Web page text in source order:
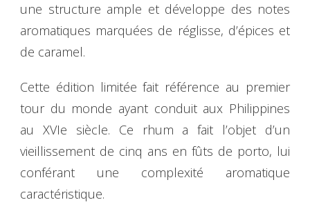
une structure ample et développe des notes
aromatiques marquées de réglisse, d’épices et
de caramel.
Cette édition limitée fait référence au premier
tour du monde ayant conduit aux Philippines
au XVIe siècle. Ce rhum a fait l’objet d’un
vieillissement de cinq ans en fûts de porto, lui
conférant une complexité aromatique
caractéristique.